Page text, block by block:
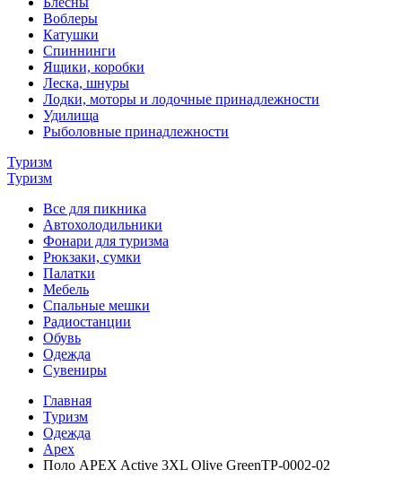
Воблеры
Катушки
Спиннинги
Ящики, коробки
Леска, шнуры
Лодки, моторы и лодочные принадлежности
Удилища
Рыболовные принадлежности
Туризм
Туризм
Все для пикника
Автохолодильники
Фонари для туризма
Рюкзаки, сумки
Палатки
Мебель
Спальные мешки
Радиостанции
Обувь
Одежда
Сувениры
Главная
Туризм
Одежда
Apex
Поло APEX Active 3XL Olive GreenTP-0002-02